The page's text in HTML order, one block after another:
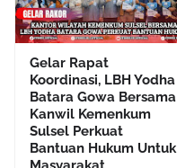
Gelar Rapat
Koordinasi, LBH Yodha
Batara Gowa Bersama
Kanwil Kemenkum
Sulsel Perkuat
Bantuan Hukum Untuk